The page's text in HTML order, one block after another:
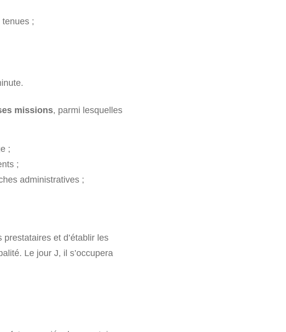
;
missions, parmi lesquelles
;
;
administratives ;
et d’établir les
Le jour J, il s’occupera